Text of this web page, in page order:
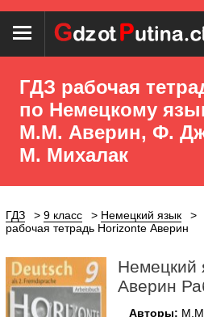
ГДЗ рабочая
по Немецкому
М.М. Аверин, Ф.
М. Михалак
ГДЗ 9 класс
Немецкий язык
рабочая тетрадь Horizonte Аверин
Немецкий
Аверин
Авторы: